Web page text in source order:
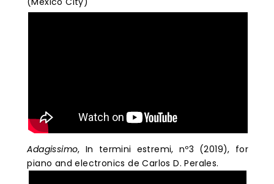
Adagissimo, In termini estremi, nº3 (2019), for
piano and electronics de Carlos D. Perales.